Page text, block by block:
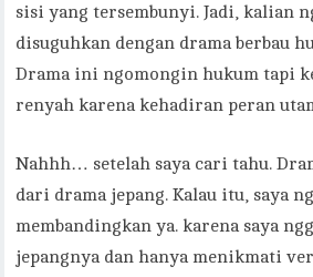
sisi yang tersembunyi. Jadi, kalian
disuguhkan dengan drama berbau
Drama ini ngomongin hukum tapi
renyah karena kehadiran peran
Nahhh… setelah saya cari tahu.
dari drama jepang. Kalau itu, saya
membandingkan ya. karena saya
jepangnya dan hanya menikmati